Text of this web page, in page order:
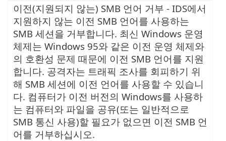
이전(지원되지 않는) SMB 언어 거부 - IDS에서
지원하지 않는 이전 SMB 언어를 사용하는
SMB 세션을 거부합니다. 최신 Windows 운영
체제는 Windows 95와 같은 이전 운영 체제와
의 호환성 문제 때문에 이전 SMB 언어를 지원
합니다. 공격자는 트래픽 조사를 회피하기 위
해 SMB 세션에 이전 언어를 사용할 수 있습니
다. 컴퓨터가 이전 버전의 Windows를 사용하
는 컴퓨터와 파일을 공유(또는 일반적으로
SMB 통신 사용)할 필요가 없으면 이전 SMB 언
어를 거부하십시오.